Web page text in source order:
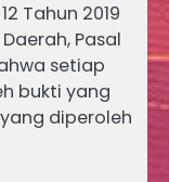
Tahun 2019
Pasal
setiap
bukti yang
diperoleh